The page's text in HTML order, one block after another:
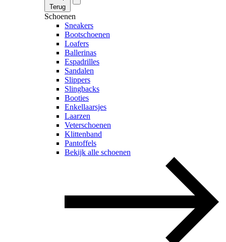
Terug
Schoenen
Sneakers
Bootschoenen
Loafers
Ballerinas
Espadrilles
Sandalen
Slippers
Slingbacks
Booties
Enkellaarsjes
Laarzen
Veterschoenen
Klittenband
Pantoffels
Bekijk alle schoenen